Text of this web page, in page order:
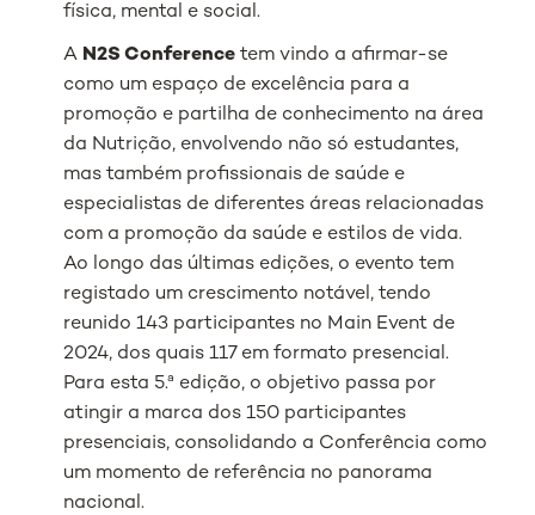
física, mental e social.
A N2S Conference tem vindo a afirmar-se
como um espaço de excelência para a
promoção e partilha de conhecimento na área
da Nutrição, envolvendo não só estudantes,
mas também profissionais de saúde e
especialistas de diferentes áreas relacionadas
com a promoção da saúde e estilos de vida.
Ao longo das últimas edições, o evento tem
registado um crescimento notável, tendo
reunido 143 participantes no Main Event de
2024, dos quais 117 em formato presencial.
Para esta 5.ª edição, o objetivo passa por
atingir a marca dos 150 participantes
presenciais, consolidando a Conferência como
um momento de referência no panorama
nacional.